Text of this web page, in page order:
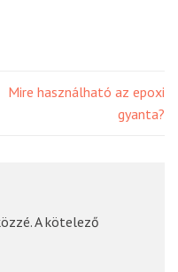
Mire használható az epoxi
gyanta?
A kötelező